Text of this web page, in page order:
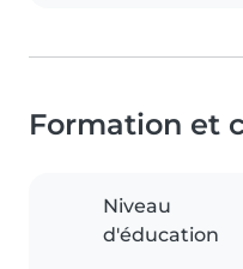
Formation et
Niveau
d'éducation